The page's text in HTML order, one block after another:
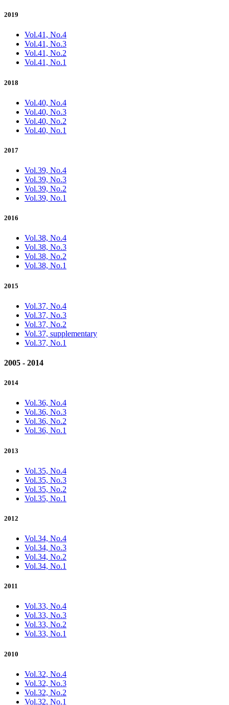
2019
Vol.41, No.4
Vol.41, No.3
Vol.41, No.2
Vol.41, No.1
2018
Vol.40, No.4
Vol.40, No.3
Vol.40, No.2
Vol.40, No.1
2017
Vol.39, No.4
Vol.39, No.3
Vol.39, No.2
Vol.39, No.1
2016
Vol.38, No.4
Vol.38, No.3
Vol.38, No.2
Vol.38, No.1
2015
Vol.37, No.4
Vol.37, No.3
Vol.37, No.2
Vol.37, supplementary
Vol.37, No.1
2005 - 2014
2014
Vol.36, No.4
Vol.36, No.3
Vol.36, No.2
Vol.36, No.1
2013
Vol.35, No.4
Vol.35, No.3
Vol.35, No.2
Vol.35, No.1
2012
Vol.34, No.4
Vol.34, No.3
Vol.34, No.2
Vol.34, No.1
2011
Vol.33, No.4
Vol.33, No.3
Vol.33, No.2
Vol.33, No.1
2010
Vol.32, No.4
Vol.32, No.3
Vol.32, No.2
Vol.32, No.1